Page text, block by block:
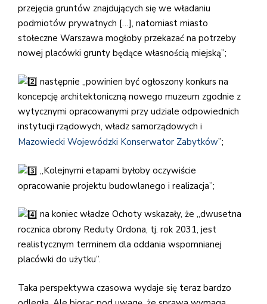
przejęcia gruntów znajdujących się we władaniu
podmiotów prywatnych […], natomiast miasto
stołeczne Warszawa mogłoby przekazać na potrzeby
nowej placówki grunty będące własnością miejską”;
następnie „powinien być ogłoszony konkurs na
koncepcję architektoniczną nowego muzeum zgodnie z
wytycznymi opracowanymi przy udziale odpowiednich
instytucji rządowych, władz samorządowych i
Mazowiecki Wojewódzki Konserwator Zabytków”;
„Kolejnymi etapami byłoby oczywiście
opracowanie projektu budowlanego i realizacja”;
na koniec władze Ochoty wskazały, że „dwusetna
rocznica obrony Reduty Ordona, tj. rok 2031, jest
realistycznym terminem dla oddania wspomnianej
placówki do użytku”.
Taka perspektywa czasowa wydaje się teraz bardzo